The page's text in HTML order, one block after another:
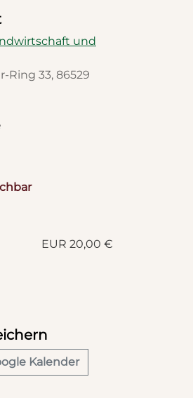
und
Ring 33, 86529
EUR 20,00 €
Kalender